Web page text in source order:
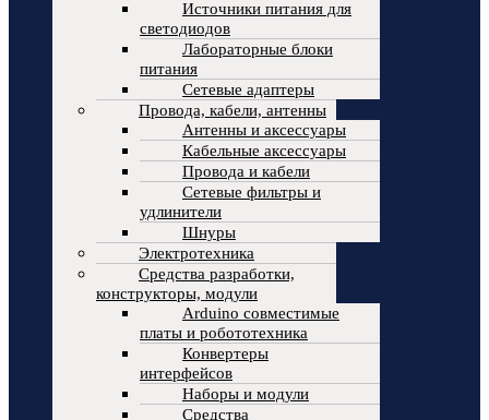
Источники питания для
светодиодов
Лабораторные блоки
питания
Сетевые адаптеры
Провода, кабели, антенны
Антенны и аксессуары
Кабельные аксессуары
Провода и кабели
Сетевые фильтры и
удлинители
Шнуры
Электротехника
Средства разработки,
конструкторы, модули
Arduino совместимые
платы и робототехника
Конвертеры
интерфейсов
Наборы и модули
Средства